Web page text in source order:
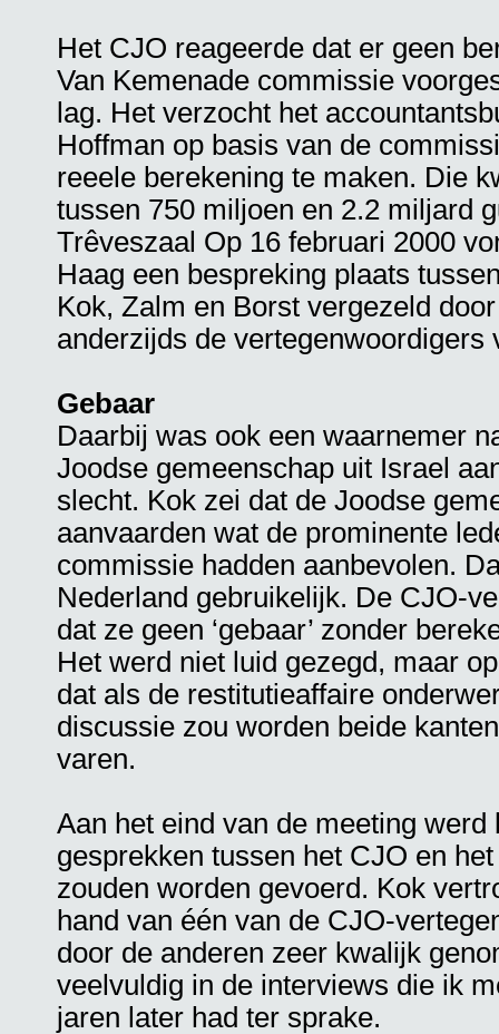
Het CJO reageerde dat er geen
Van Kemenade commissie
lag. Het verzocht het
Hoffman op basis van de
reeele berekening te maken. Die
tussen 750 miljoen en 2.2 miljard
Trêveszaal Op 16 februari 2000
Haag een bespreking plaats
Kok, Zalm en Borst vergezeld
anderzijds de vertegenwoordigers
Gebaar
Daarbij was ook een waarnemer
Joodse gemeenschap uit Israel
slecht. Kok zei dat de Joodse
aanvaarden wat de prominente
commissie hadden aanbevolen.
Nederland gebruikelijk. De CJO-
dat ze geen ‘gebaar’ zonder
Het werd niet luid gezegd, maar
dat als de restitutieaffaire
discussie zou worden beide
varen.
Aan het eind van de meeting werd
gesprekken tussen het CJO en
zouden worden gevoerd. Kok
hand van één van de CJO-
door de anderen zeer kwalijk
veelvuldig in de interviews die ik
jaren later had ter sprake.